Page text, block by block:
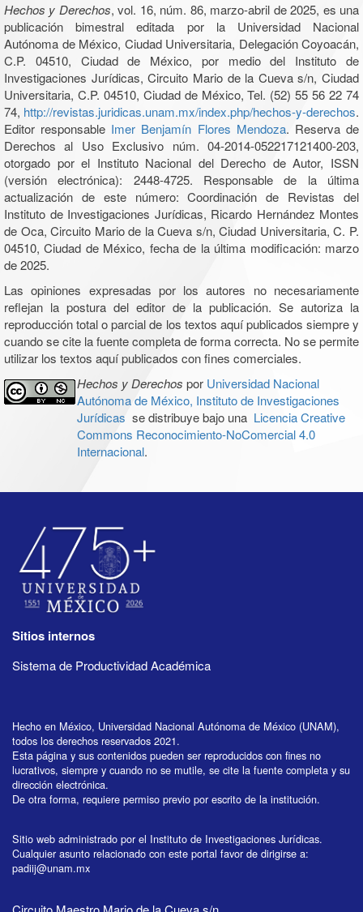
Hechos y Derechos, vol. 16, núm. 86, marzo-abril de 2025, es una
publicación bimestral editada por la Universidad Nacional
Autónoma de México, Ciudad Universitaria, Delegación Coyoacán,
C.P. 04510, Ciudad de México, por medio del Instituto de
Investigaciones Jurídicas, Circuito Mario de la Cueva s/n, Ciudad
Universitaria, C.P. 04510, Ciudad de México, Tel. (52) 55 56 22 74
74, http://revistas.juridicas.unam.mx/index.php/hechos-y-derechos.
Editor responsable Imer Benjamín Flores Mendoza. Reserva de
Derechos al Uso Exclusivo núm. 04-2014-052217121400-203,
otorgado por el Instituto Nacional del Derecho de Autor, ISSN
(versión electrónica): 2448-4725. Responsable de la última
actualización de este número: Coordinación de Revistas del
Instituto de Investigaciones Jurídicas, Ricardo Hernández Montes
de Oca, Circuito Mario de la Cueva s/n, Ciudad Universitaria, C. P.
04510, Ciudad de México, fecha de la última modificación: marzo
de 2025.
Las opiniones expresadas por los autores no necesariamente
reflejan la postura del editor de la publicación. Se autoriza la
reproducción total o parcial de los textos aquí publicados siempre y
cuando se cite la fuente completa de forma correcta. No se permite
utilizar los textos aquí publicados con fines comerciales.
Hechos y Derechos por Universidad Nacional
Autónoma de México, Instituto de Investigaciones
Jurídicas se distribuye bajo una Licencia Creative
Commons Reconocimiento-NoComercial 4.0
Internacional.
Sitios internos
Sistema de Productividad Académica
Hecho en México, Universidad Nacional Autónoma de México (UNAM),
todos los derechos reservados 2021.
Esta página y sus contenidos pueden ser reproducidos con fines no
lucrativos, siempre y cuando no se mutile, se cite la fuente completa y su
dirección electrónica.
De otra forma, requiere permiso previo por escrito de la institución.
Sitio web administrado por el Instituto de Investigaciones Jurídicas.
Cualquier asunto relacionado con este portal favor de dirigirse a:
padiij@unam.mx